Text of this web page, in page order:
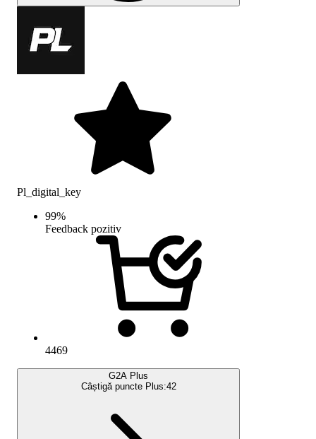
Pl_digital_key
99%
Feedback pozitiv
4469
G2A Plus
Câștigă puncte Plus:42